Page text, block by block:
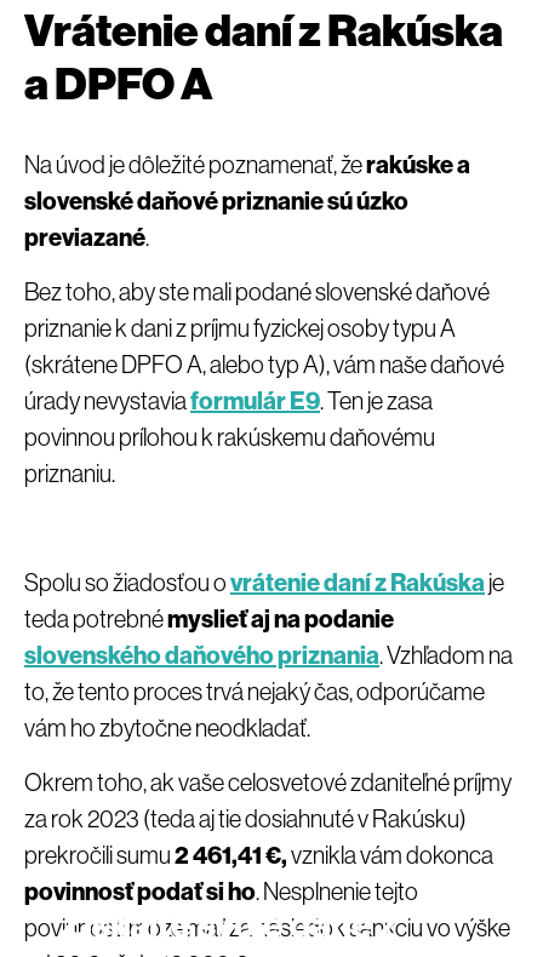
Vrátenie daní z Rakúska
a DPFO A
Na úvod je dôležité poznamenať, žerakúske a
slovenské daňové priznanie sú úzko
previazané.
Bez toho, aby ste mali podané slovenské daňové
priznanie k dani z príjmu fyzickej osoby typu A
(skrátene DPFO A, alebo typ A), vám naše daňové
úrady nevystaviaformulár E9. Ten je zasa
povinnou prílohou k rakúskemu daňovému
priznaniu.
Spolu so žiadosťou ovrátenie daní z Rakúska je
teda potrebnémyslieť aj na podanie
slovenského daňového priznania. Vzhľadom na
to, že tento proces trvá nejaký čas, odporúčame
vám ho zbytočne neodkladať.
Okrem toho, ak vaše celosvetové zdaniteľné príjmy
za rok 2023 (teda aj tie dosiahnuté v Rakúsku)
prekročili sumu2 461,41 €,vznikla vám dokonca
povinnosť podať si ho. Nesplnenie tejto
povinnosti môže mať za následok sankciu vo výške
Získajte svoje dane z